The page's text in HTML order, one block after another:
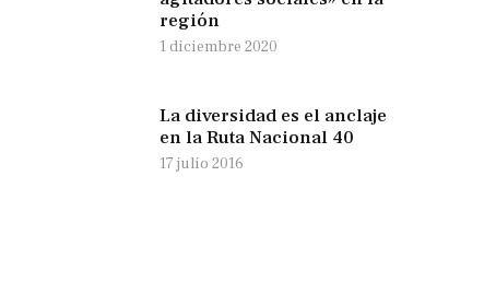
región
1 diciembre 2020
La diversidad es el anclaje
en la Ruta Nacional 40
17 julio 2016